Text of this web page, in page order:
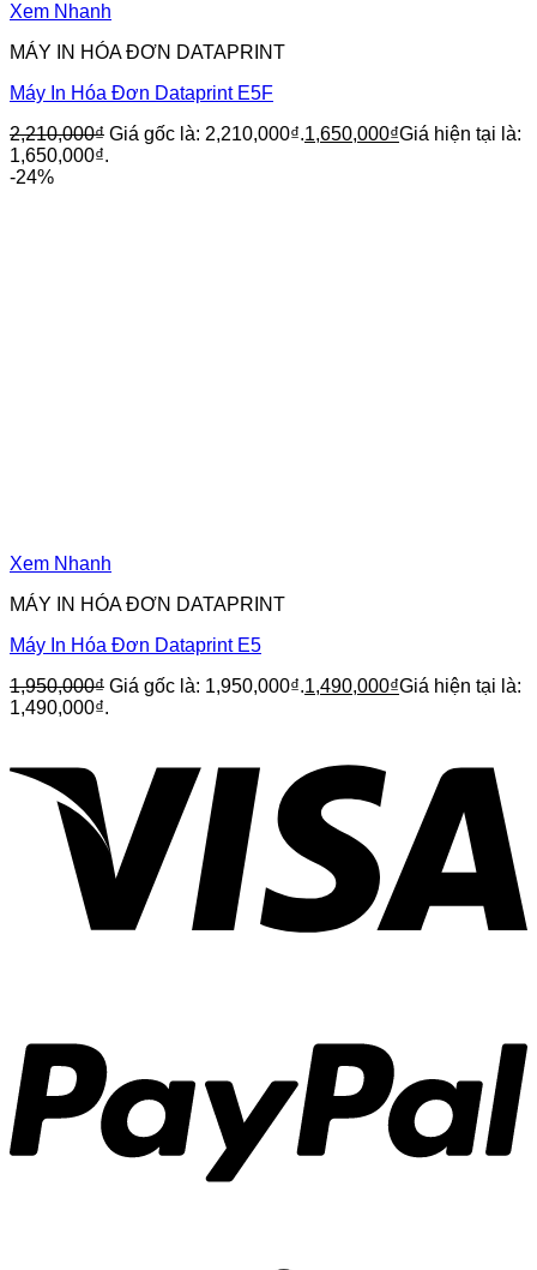
Xem Nhanh
MÁY IN HÓA ĐƠN DATAPRINT
Máy In Hóa Đơn Dataprint E5F
2,210,000₫ Giá gốc là: 2,210,000₫.1,650,000₫Giá hiện tại là:
1,650,000₫.
-24%
Xem Nhanh
MÁY IN HÓA ĐƠN DATAPRINT
Máy In Hóa Đơn Dataprint E5
1,950,000₫ Giá gốc là: 1,950,000₫.1,490,000₫Giá hiện tại là:
1,490,000₫.